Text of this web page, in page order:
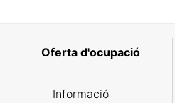
Oferta d'ocupació
Informació